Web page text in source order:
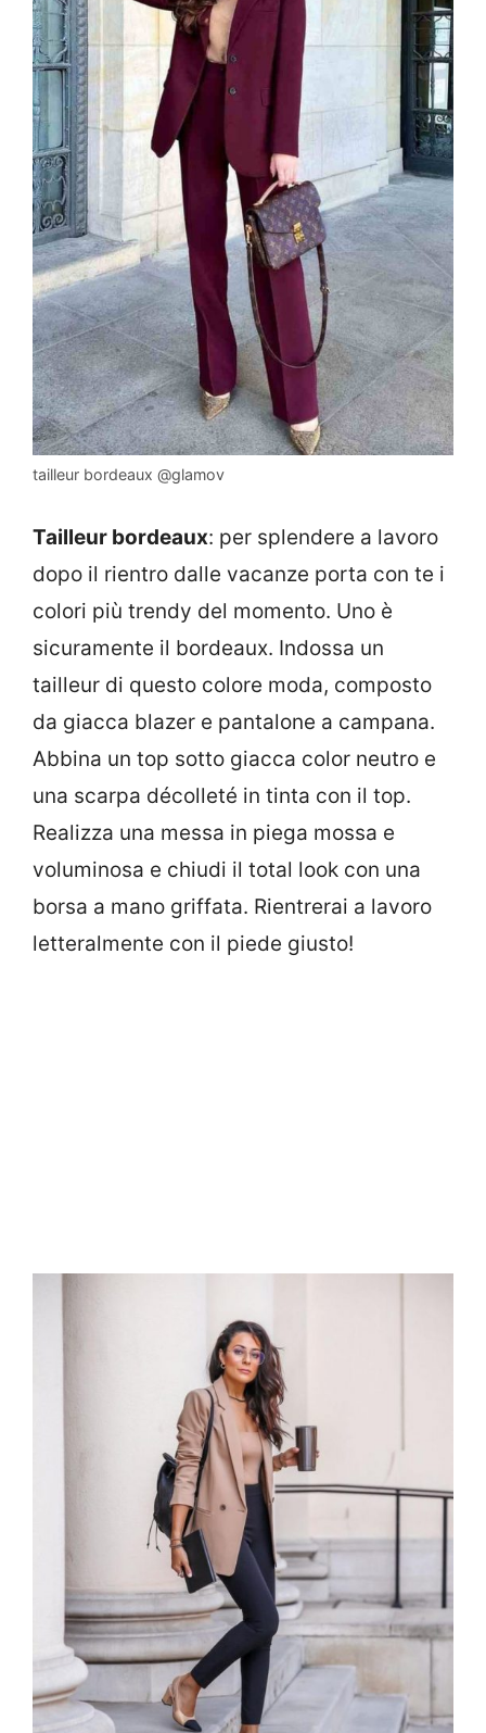
tailleur bordeaux @glamov
Tailleur bordeaux: per splendere a lavoro
dopo il rientro dalle vacanze porta con te i
colori più trendy del momento. Uno è
sicuramente il bordeaux. Indossa un
tailleur di questo colore moda, composto
da giacca blazer e pantalone a campana.
Abbina un top sotto giacca color neutro e
una scarpa décolleté in tinta con il top.
Realizza una messa in piega mossa e
voluminosa e chiudi il total look con una
borsa a mano griffata. Rientrerai a lavoro
letteralmente con il piede giusto!